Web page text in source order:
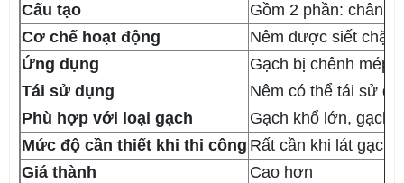
Cấu tạo
Gồm 2 phần: chân
Cơ chế hoạt động
Nêm được siết chặt
Ứng dụng
Gạch bị chênh mép,
Tái sử dụng
Nêm có thể tái sử
Phù hợp với loại gạch
Gạch khổ lớn, gạch
Mức độ cần thiết khi thi công Rất cần khi lát gạch
Giá thành
Cao hơn